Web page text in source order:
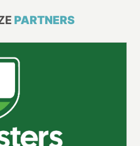
PARTNERS